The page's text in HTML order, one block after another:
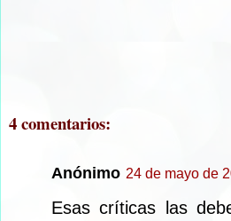
4 comentarios:
Anónimo 24 de mayo de
Esas críticas las